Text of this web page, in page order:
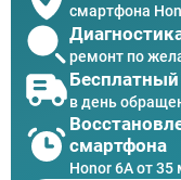
смартфона
ремонт по
в день
смартфона
Honor 6A от 35